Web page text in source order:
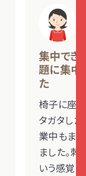
集中でき
題に集中
た
椅子に座
タガタした
業中もま
ました。
いう感覚